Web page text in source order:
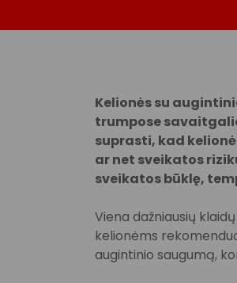
Kelionės su
trumpose
suprasti, kad
ar net sveikatos
sveikatos būklę,
Viena dažniausių
kelionėms
augintinio saugumą,